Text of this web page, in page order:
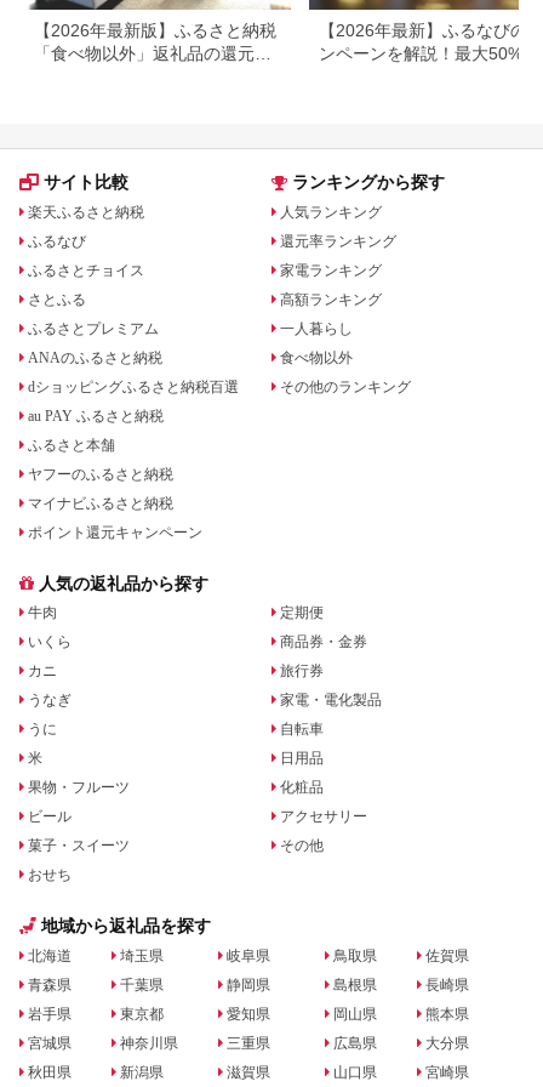
【2026年最新版】ふるさと納税
「食べ物以外」返礼品の還元率
【2026年最新】ふるなびの
ンペーンを解説！最大50%還
サイト比較
楽天ふるさと納税
ふるなび
ふるさとチョイス
さとふる
ふるさとプレミアム
ANAのふるさと納税
dショッピングふるさと納税百選
au PAY ふるさと納税
ふるさと本舗
ヤフーのふるさと納税
マイナビふるさと納税
ポイント還元キャンペーン
ランキングから探す
人気ランキング
還元率ランキング
家電ランキング
高額ランキング
一人暮らし
食べ物以外
その他のランキング
人気の返礼品から探す
牛肉
いくら
カニ
うなぎ
うに
米
果物・フルーツ
ビール
菓子・スイーツ
おせち
定期便
商品券・金券
旅行券
家電・電化製品
自転車
日用品
化粧品
アクセサリー
その他
地域から返礼品を探す
北海道
青森県
岩手県
宮城県
秋田県
埼玉県
千葉県
東京都
神奈川県
新潟県
岐阜県
静岡県
愛知県
三重県
滋賀県
鳥取県
島根県
岡山県
広島県
山口県
佐賀県
長崎県
熊本県
大分県
宮崎県